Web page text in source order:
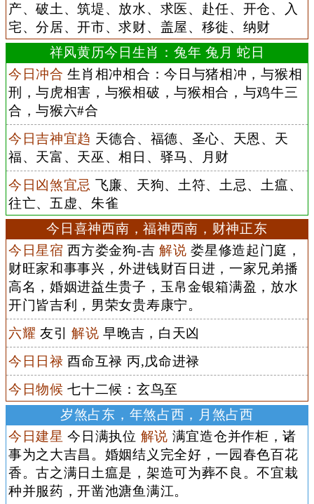
产、破土、筑堤、放水、求医、赴任、开仓、入
宅、分居、开市、求财、盖屋、移徙、纳财
祥风黄历今日生肖：兔年 兔月 蛇日
今日冲合 生肖相冲相合：今日与猪相冲，与猴相
刑，与虎相害，与猴相破，与猴相合，与鸡牛三
合，与猴六#合
今日吉神宜趋 天德合、福德、圣心、天恩、天
福、天富、天巫、相日、驿马、月财
今日凶煞宜忌 飞廉、天狗、土符、土忌、土瘟、
往亡、五虚、朱雀
今日喜神西南，福神西南，财神正东
今日星宿 西方娄金狗-吉 解说 娄星修造起门庭，
财旺家和事事兴，外进钱财百日进，一家兄弟播
高名，婚姻进益生贵子，玉帛金银箱满盈，放水
开门皆吉利，男荣女贵寿康宁。
六耀 友引解说 早晚吉，白天凶
今日日禄 酉命互禄 丙,戊命进禄
今日物候 七十二候：玄鸟至
岁煞占东，年煞占西，月煞占西
今日建星 今日满执位 解说 满宜造仓并作柜，诸
事为之大吉昌。婚姻结义完全好，一园春色百花
香。古之满日土瘟是，架造可为葬不良。不宜栽
种并服药，开凿池溏鱼满江。